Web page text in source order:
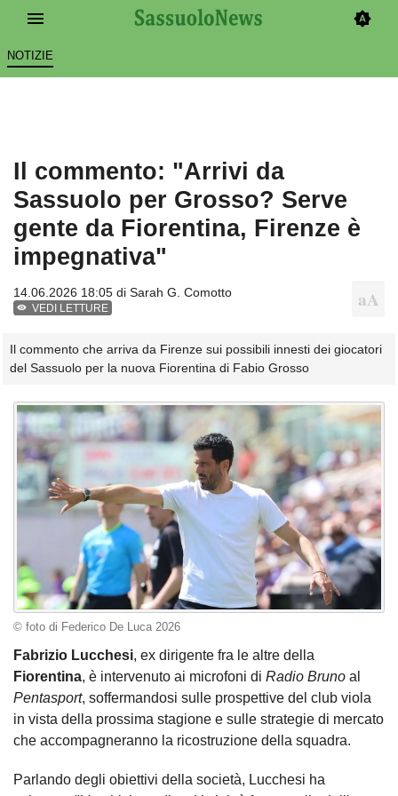
NOTIZIE
Il commento: "Arrivi da
Sassuolo per Grosso? Serve
gente da Fiorentina, Firenze è
impegnativa"
14.06.2026 18:05 di Sarah G. Comotto
VEDI LETTURE
Il commento che arriva da Firenze sui possibili innesti dei giocatori
del Sassuolo per la nuova Fiorentina di Fabio Grosso
© foto di Federico De Luca 2026
Fabrizio Lucchesi, ex dirigente fra le altre della
Fiorentina, è intervenuto ai microfoni di Radio Bruno al
Pentasport, soffermandosi sulle prospettive del club viola
in vista della prossima stagione e sulle strategie di mercato
che accompagneranno la ricostruzione della squadra.
Parlando degli obiettivi della società, Lucchesi ha